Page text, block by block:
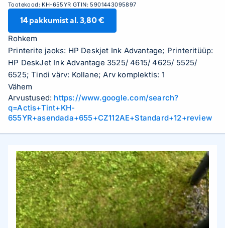
Tootekood: KH-655YR GTIN:5901443095897
14pakkumist al. 3,80 €
Rohkem
Printerite jaoks: HP Deskjet Ink Advantage; Printeritüüp:
HP DeskJet Ink Advantage 3525/ 4615/ 4625/ 5525/
6525; Tindi värv: Kollane; Arv komplektis: 1
Vähem
Arvustused: https://www.google.com/search?
q=Actis+Tint+KH-
655YR+asendada+655+CZ112AE+Standard+12+review